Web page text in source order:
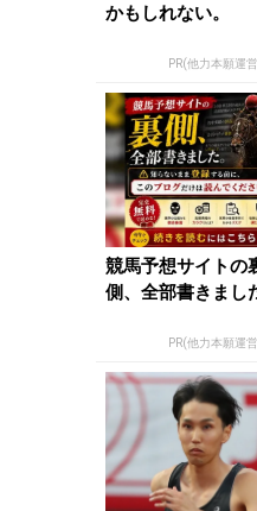
かもしれない。
PR(他力本願運
競馬予想サイトの
側、全部書きまし
PR(他力本願運